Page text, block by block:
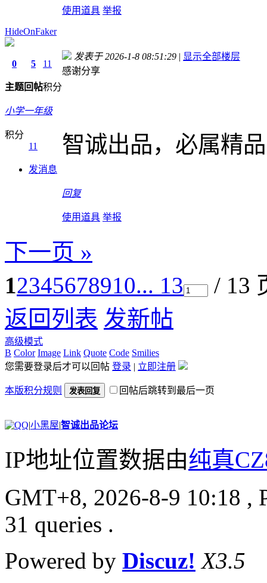
使用道具 举报
HideOnFaker
0
主题
5
回帖
11
积分
小学一年级
积分
11
发消息
发表于 2026-1-8 08:51:29 | 显示全部楼层
感谢分享
智诚出品，必属精
回复
使用道具 举报
下一页 »
12345678910... 13
/ 13
返回列表 发新帖
高级模式
B Color Image Link Quote Code Smilies
您需要登录后才可以回帖 登录 | 立即注册
本版积分规则 发表回复 回帖后跳转到最后一页
|小黑屋|智诚出品论坛
IP地址位置数据由纯真
GMT+8, 2026-8-9 10:18 ,
31 queries .
Powered by Discuz! X3.5